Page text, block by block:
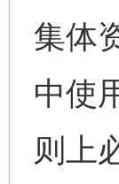
集体
中使
则上